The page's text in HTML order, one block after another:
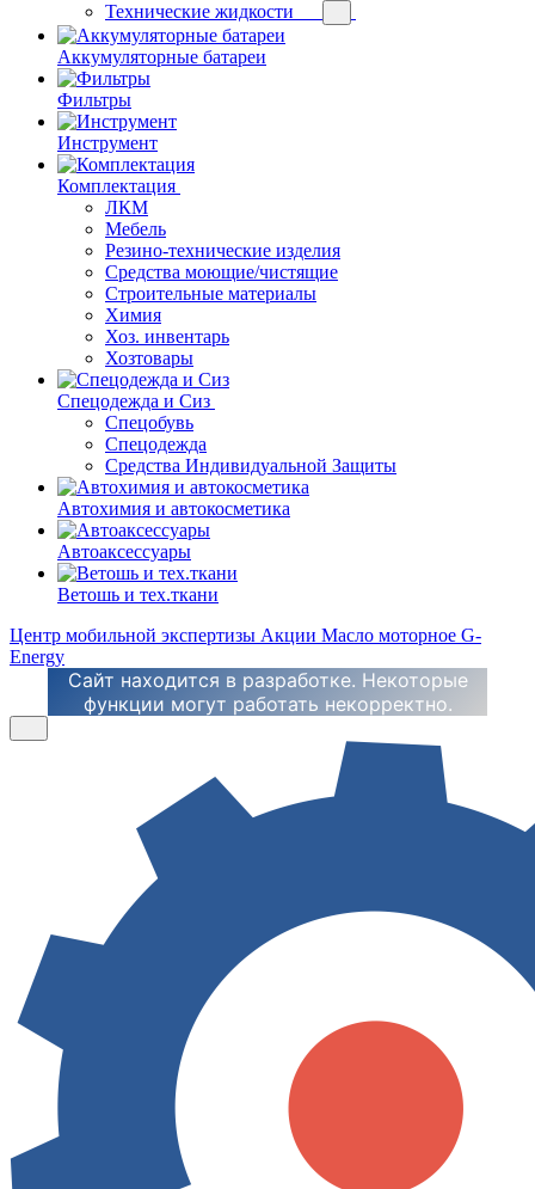
Технические жидкости
Аккумуляторные батареи
Фильтры
Инструмент
Комплектация
ЛКМ
Мебель
Резино-технические изделия
Средства моющие/чистящие
Строительные материалы
Химия
Хоз. инвентарь
Хозтовары
Спецодежда и Сиз
Спецобувь
Спецодежда
Средства Индивидуальной Защиты
Автохимия и автокосметика
Автоаксессуары
Ветошь и тех.ткани
Центр мобильной экспертизы Акции Масло моторное G-
Energy
Сайт находится в разработке. Некоторые
функции могут работать некорректно.